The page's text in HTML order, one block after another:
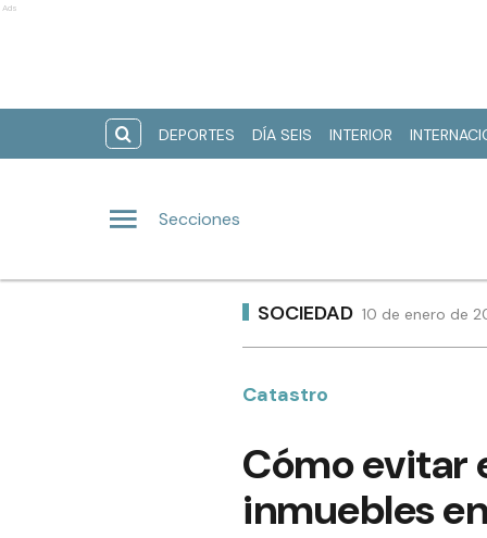
Ads
DEPORTES DÍA SEIS INTERIOR
Secciones
SOCIEDAD 10 de enero de
Catastro
Cómo evitar
inmuebles